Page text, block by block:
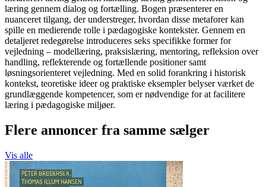
læring gennem dialog og fortælling. Bogen præsenterer en
nuanceret tilgang, der understreger, hvordan disse metaforer kan
spille en medierende rolle i pædagogiske kontekster. Gennem en
detaljeret redegørelse introduceres seks specifikke former for
vejledning – modellæring, praksislæring, mentoring, refleksion over
handling, reflekterende og fortællende positioner samt
løsningsorienteret vejledning. Med en solid forankring i historisk
kontekst, teoretiske ideer og praktiske eksempler belyser værket de
grundlæggende kompetencer, som er nødvendige for at facilitere
læring i pædagogiske miljøer.
Flere annoncer fra samme sælger
Vis alle